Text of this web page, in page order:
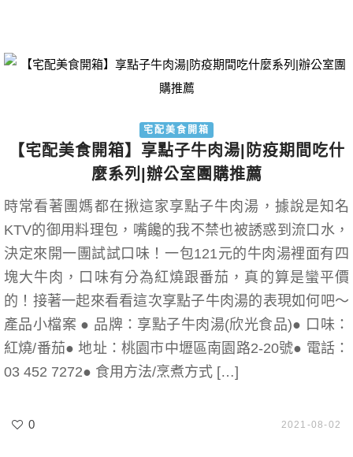
宅配美食開箱
【宅配美食開箱】享點子牛肉湯|防疫期間吃什
麼系列|辦公室團購推薦
時常看著團媽都在揪這家享點子牛肉湯，據說是知名
KTV的御用料理包，嘴饞的我不禁也被誘惑到流口水，
決定來開一團試試口味！一包121元的牛肉湯裡面有四
塊大牛肉，口味有分為紅燒跟番茄，真的算是蠻平價
的！接著一起來看看這次享點子牛肉湯的表現如何吧～
產品小檔案 ● 品牌：享點子牛肉湯(欣光食品)● 口味：
紅燒/番茄● 地址：桃園市中壢區南園路2-20號● 電話：
03 452 7272● 食用方法/烹煮方式 […]
0 2021-08-02